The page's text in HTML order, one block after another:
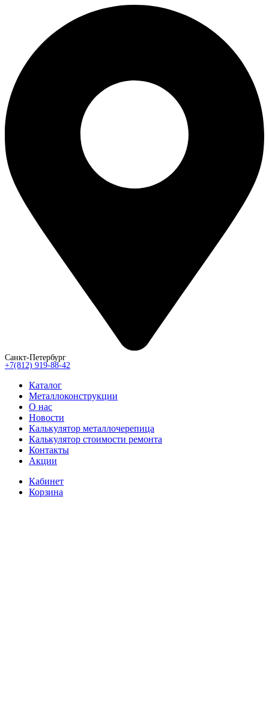
Санкт-Петербург
+7(812) 919-88-42
Каталог
Металлоконструкции
О нас
Новости
Калькулятор металлочерепица
Калькулятор стоимости ремонта
Контакты
Акции
Кабинет
Корзина